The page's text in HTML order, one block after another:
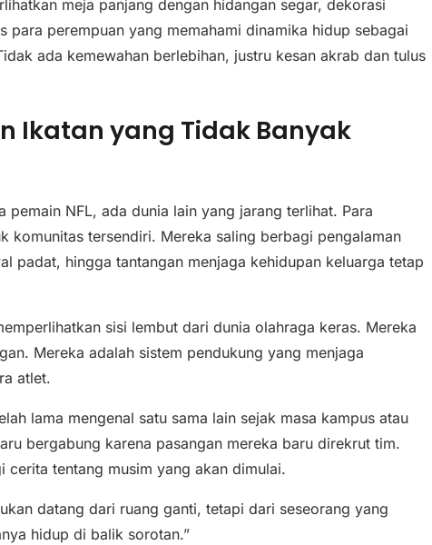
meja panjang dengan hidangan segar, dekorasi
para perempuan yang memahami dinamika hidup sebagai
ada kemewahan berlebihan, justru kesan akrab dan tulus
Ikatan yang Tidak Banyak
pemain NFL, ada dunia lain yang jarang terlihat. Para
komunitas tersendiri. Mereka saling berbagi pengalaman
padat, hingga tantangan menjaga kehidupan keluarga tetap
sisi lembut dari dunia olahraga keras. Mereka
Mereka adalah sistem pendukung yang menjaga
atlet.
lama mengenal satu sama lain sejak masa kampus atau
bergabung karena pasangan mereka baru direkrut tim.
cerita tentang musim yang akan dimulai.
datang dari ruang ganti, tetapi dari seseorang yang
hidup di balik sorotan.”